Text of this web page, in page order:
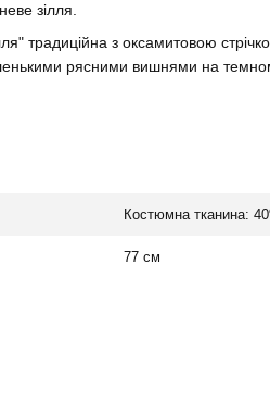
зілля.
традиційна з оксамитовою
рясними вишнями на
Костюмна тканина:
77 см